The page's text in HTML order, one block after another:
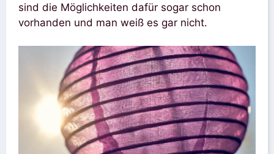
sind die Möglichkeiten dafür sogar schon
vorhanden und man weiß es gar nicht.